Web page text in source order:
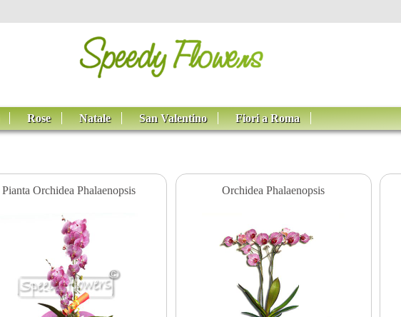
Rose Natale San Valentino Fiori a Roma
Pianta Orchidea Phalaenopsis Orchidea Phalaenopsis